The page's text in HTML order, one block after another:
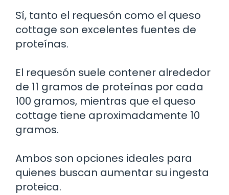
Sí, tanto el requesón como el queso
cottage son excelentes fuentes de
proteínas.
El requesón suele contener alrededor
de 11 gramos de proteínas por cada
100 gramos, mientras que el queso
cottage tiene aproximadamente 10
gramos.
Ambos son opciones ideales para
quienes buscan aumentar su ingesta
proteica.